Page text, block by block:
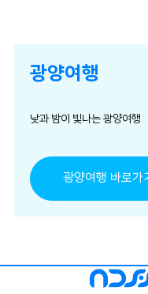
광양여행
낮과 밤이 빛나는 광양여행
광양여행 바로가